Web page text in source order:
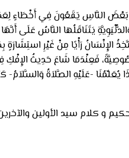
بَعْضَ النَّاسِ يَقَعُونَ فِي أَخْطَاءٍ
يَتَنَاقَلُها النَّاسُ عَلَى
الإِنْسَانُ رَأْيًا مِنْ غَيْرِ
فَعِنْدَمَا شَاعَ حَدِيثُ
-عَلَيْهِ الصَّلاَةُ وَالسَّلاَمُ-
و كلام سيد الأولين